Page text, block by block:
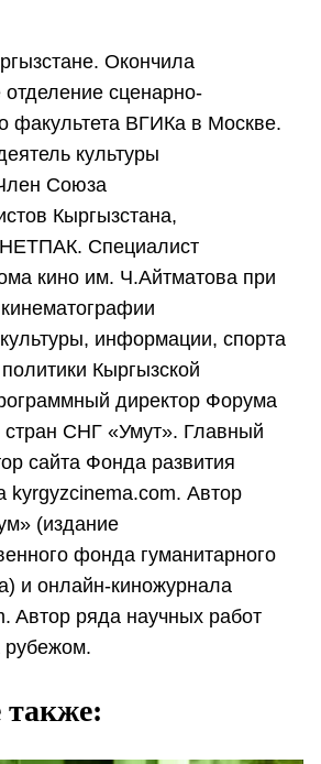
Окончила
отделение сценарно-
факультета ВГИКа в Москве.
культуры
Союза
Кыргызстана,
Специалист
кино им. Ч.Айтматова при
информации, спорта
Кыргызской
директор Форума
стран СНГ «Умут». Главный
сайта Фонда развития
kyrgyzcinema.com. Автор
(издание
фонда гуманитарного
и онлайн-киножурнала
Aвтор ряда научных работ
рубежом.